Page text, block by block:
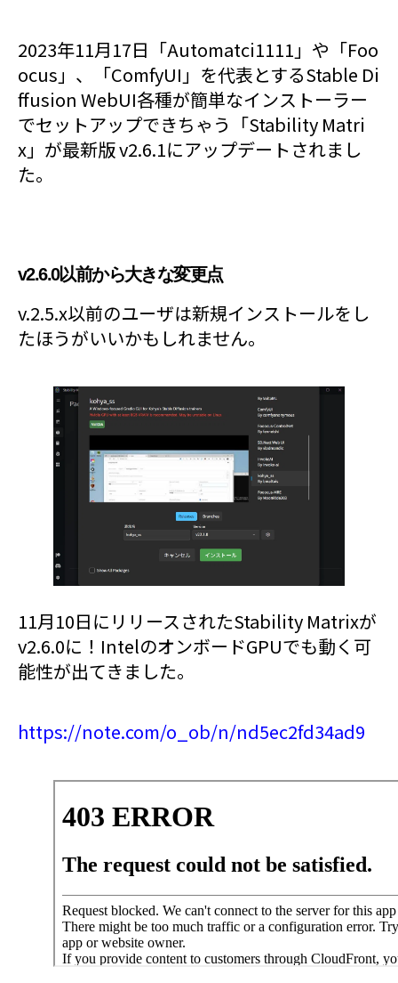
2023年11月17日「Automatci1111」や「Foo
ocus」、「ComfyUI」を代表とするStable Di
ffusion WebUI各種が簡単なインストーラー
でセットアップできちゃう「Stability Matri
x」が最新版 v2.6.1にアップデートされまし
た。
v2.6.0以前から大きな変更点
v.2.5.x以前のユーザは新規インストールをし
たほうがいいかもしれません。
11月10日にリリースされたStability Matrixが
v2.6.0に！IntelのオンボードGPUでも動く可
能性が出てきました。
https://note.com/o_ob/n/nd5ec2fd34ad9